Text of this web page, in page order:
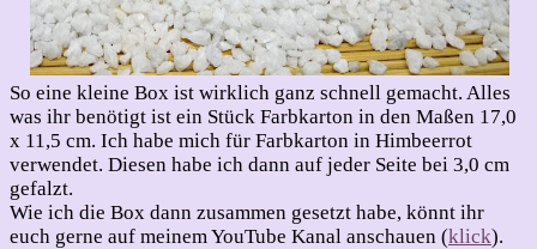
So eine kleine Box ist wirklich ganz schnell gemacht. Alles
was ihr benötigt ist ein Stück Farbkarton in den Maßen 17,0
x 11,5 cm. Ich habe mich für Farbkarton in Himbeerrot
verwendet. Diesen habe ich dann auf jeder Seite bei 3,0 cm
gefalzt.
Wie ich die Box dann zusammen gesetzt habe, könnt ihr
euch gerne auf meinem YouTube Kanal anschauen (klick).